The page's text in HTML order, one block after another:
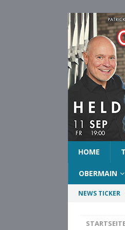
HOME
OBERMAIN
NEWS TICKER